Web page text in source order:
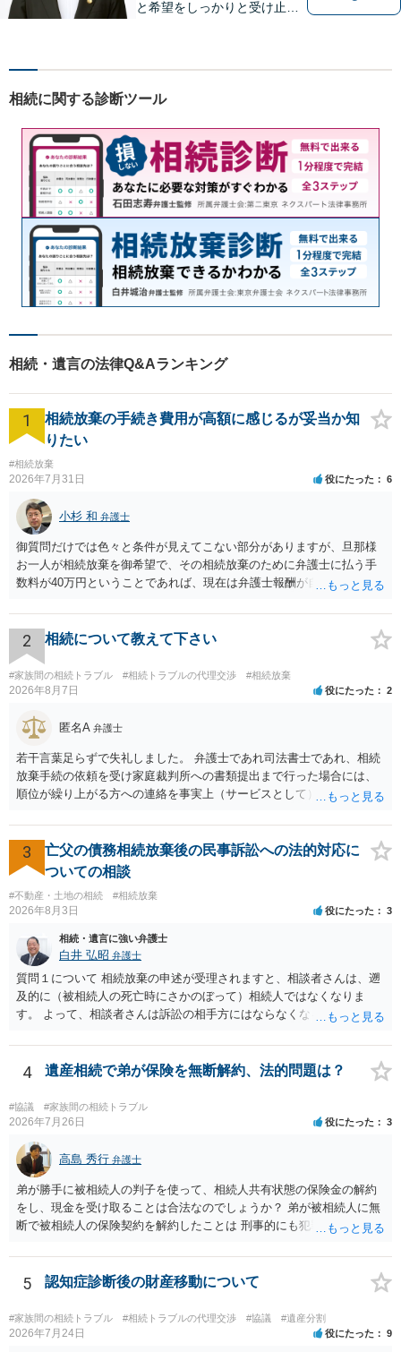
と希望をしっかりと受け止め
う真摯にサポートします。ど
い。【完全個室で相談可】
【地域密着型の法律事務所】
相続に関する診断ツール
相続・遺言の法律Q&Aランキング
1
相続放棄の手続き費用が高額に感じるが妥当か知
りたい
#相続放棄
2026年7月31日 役にたった 6
小杉 和 弁護士
御質問だけでは色々と条件が見えてこない部分がありますが、旦那様
お一人が相続放棄を御希望で、その相続放棄のために弁護士に払う手
数料が40万円ということであれば、現在は弁護士報酬が自由化されて
です。 ただ、弁護士に払う手数料とは別に戸籍の用意に一定の実費が
かかることになりますので、その費用も支払うべきものとして頭に置
いておいてください。 話を元に戻して、弁護士に対する手数料です
が、旦那様の収入や財産にもよりますが、法テラスに御連絡なさって
弁護士との相談を予約して受任してもらうのが一番安上がりでしょ
らい（希望者が多く予約できてもしばらく先になる）ようですので、
比較的短い熟慮期間のことを考えると、来週早々すぐにでも御連絡す
る方が良いでしょう。 もし法テラスが御利用になれない、あるいは時
間がない等であれば、相続を取扱分野としている弁護士を適宜探し
（WEB等で）、問い合わせてみることです。相続を扱う弁護士でも相
見積もりをとって）、一番安いところでやってもらうことに決めれ
ば、キューちゃんママさんの御希望をかなえることができるのではな
は思います。その場合、かかるのは戸籍等の取得費用と印紙代だけと
を確認し、印紙と共に家庭裁判所に提出して相続放棄申述受理通知書
を待つという流れになります。
2 相続について教えて下さい
#家族間の相続トラブル #相続トラブルの代理交渉 #相続放棄
2026年8月7日 役にたった 2
匿名A 弁護士
若干言葉足らずで失礼しました。 弁護士であれ司法書士であれ、相続
放棄手続の依頼を受け家庭裁判所への書類提出まで行った場合には、
順位が繰り上がる方への連絡を事実上（サービスとして）行うことは
できない、という意味でした。
3
亡父の債務相続放棄後の民事訴訟への法的対応に
ついての相談
#不動産・土地の相続 #相続放棄
2026年8月3日 役にたった 3
相続・遺言に強い弁護士
白井 弘昭 弁護士
質問１について 相続放棄の申述が受理されますと、相談者さんは、遡
及的に（被相続人の死亡時にさかのぼって）相続人ではなくなりま
す。 よって、相談者さんは訴訟の相手方にはならなくなるので（明け
理証明を家庭裁判所で取得し、コピーを答弁書に添えて裁判所に提出
してください。 質問２について 請求棄却を求める答弁書を提出すれ
ば、第１回期日は出席する必要がありません。その日は差支え（用事
があり出席できない）との記載で十分です。 質問３について 弁護士で
はないので、ｍｉｎｔｓでの提出の必要は無いと思います。郵送（期
限までに届けばよい）で十分です。 詳細は、書面記載の裁判所書記官
にお問い合わせください。 以上、ご参考まで。
4 遺産相続で弟が保険を無断解約、法的問題は？
#協議 #家族間の相続トラブル
2026年7月26日 役にたった 3
高島 秀行 弁護士
弟が勝手に被相続人の判子を使って、相続人共有状態の保険金の解約
をし、現金を受け取ることは合法なのでしょうか？ 弟が被相続人に無
断で被相続人の保険契約を解約したことは 刑事的にも犯罪となる可能
された書類のコピーを取得して、弁護士に面談で詳しい事情を話して
相談 されたら良いと思います。
5 認知症診断後の財産移動について
#家族間の相続トラブル #相続トラブルの代理交渉 #協議 #遺産分割
2026年7月24日 役にたった 9